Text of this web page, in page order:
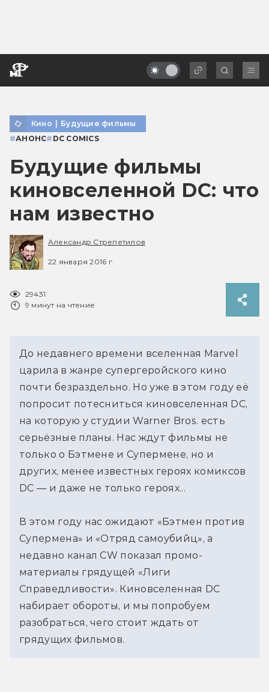
Кино | Будущие фильмы
#АНОНС# DC COMICS
Будущие фильмы
киновселенной DC: что
нам известно
Александр Стрепетилов
22 января 2016 г.
29431
9 минут на чтение
До недавнего времени вселенная Marvel
царила в жанре супергеройского кино
почти безраздельно. Но уже в этом году её
попросит потесниться киновселенная DC,
на которую у студии Warner Bros. есть
серьёзные планы. Нас ждут фильмы не
только о Бэтмене и Супермене, но и
других, менее известных героях комиксов
DC — и даже не только героях...
В этом году нас ожидают «Бэтмен против
Супермена» и «Отряд самоубийц», а
недавно канал CW показал промо-
материалы грядущей «Лиги
Справедливости». Киновселенная DC
набирает обороты, и мы попробуем
разобраться, чего стоит ждать от
грядущих фильмов.